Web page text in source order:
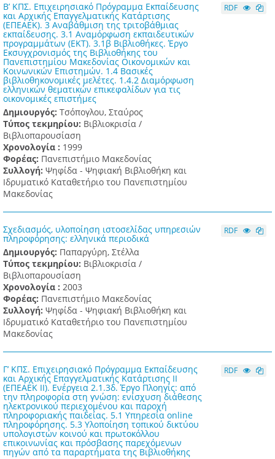
Β’ ΚΠΣ. Επιχειρησιακό Πρόγραμμα Εκπαίδευσης
και Αρχικής Επαγγελματικής Κατάρτισης
(ΕΠΕΑΕΚ). 3 Αναβάθμιση της τριτοβάθμιας
εκπαίδευσης. 3.1 Αναμόρφωση εκπαιδευτικών
προγραμμάτων (ΕΚΤ). 3.1β Βιβλιοθήκες. Έργο
Εκσυγχρονισμός της Βιβλιοθήκης του
Πανεπιστημίου Μακεδονίας Οικονομικών και
Κοινωνικών Επιστημών. 1.4 Βασικές
βιβλιοθηκονομικές μελέτες. 1.4.2 Διαμόρφωση
ελληνικών θεματικών επικεφαλίδων για τις
οικονομικές επιστήμες
Δημιουργός: Τσόπογλου, Σταύρος
Τύπος τεκμηρίου: Βιβλιοκρισία /
Βιβλιοπαρουσίαση
Χρονολογία : 1999
Φορέας: Πανεπιστήμιο Μακεδονίας
Συλλογή: Ψηφίδα - Ψηφιακή Βιβλιοθήκη και
Ιδρυματικό Καταθετήριο του Πανεπιστημίου
Μακεδονίας
RDF
Σχεδιασμός, υλοποίηση ιστοσελίδας υπηρεσιών
πληροφόρησης: ελληνικά περιοδικά
Δημιουργός: Παπαργύρη, Στέλλα
Τύπος τεκμηρίου: Βιβλιοκρισία /
Βιβλιοπαρουσίαση
Χρονολογία : 2003
Φορέας: Πανεπιστήμιο Μακεδονίας
Συλλογή: Ψηφίδα - Ψηφιακή Βιβλιοθήκη και
Ιδρυματικό Καταθετήριο του Πανεπιστημίου
Μακεδονίας
RDF
Γ’ ΚΠΣ. Επιχειρησιακό Πρόγραμμα Εκπαίδευσης
και Αρχικής Επαγγελματικής Κατάρτισης ΙΙ
(ΕΠΕΑΕΚ ΙΙ). Ενέργεια 2.1.3δ. Έργο Πλοηγίς: από
την πληροφορία στη γνώση: ενίσχυση διάθεσης
ηλεκτρονικού περιεχομένου και παροχή
πληροφοριακής παιδείας. 5.1 Υπηρεσία online
πληροφόρησης. 5.3 Υλοποίηση τοπικού δικτύου
υπολογιστών κοινού και πρωτοκόλλου
επικοινωνίας και πρόσβασης παρεχόμενων
πηγών από τα παραρτήματα της Βιβλιοθήκης
RDF